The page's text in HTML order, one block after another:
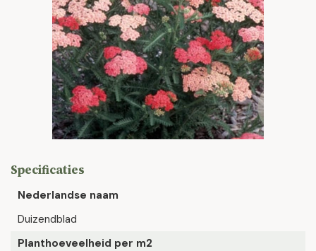
Specificaties
Nederlandse naam
Duizendblad
Planthoeveelheid per m2